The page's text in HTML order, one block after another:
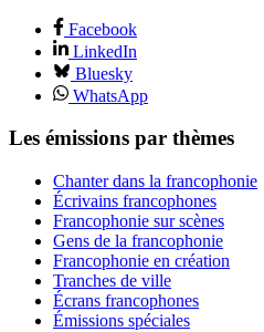
Facebook
LinkedIn
Bluesky
WhatsApp
Les émissions par thèmes
Chanter dans la francophonie
Écrivains francophones
Francophonie sur scènes
Gens de la francophonie
Francophonie en création
Tranches de ville
Écrans francophones
Émissions spéciales